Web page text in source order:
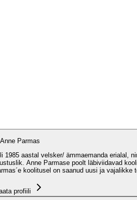
Anne Parmas
aastal velsker/ ämmaemanda erialal,
Anne Parmase poolt läbiviidavad
koolitusel on saanud uusi ja
profiili